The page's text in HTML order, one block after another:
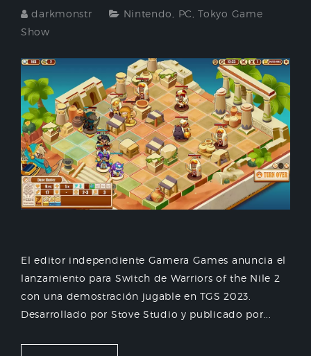
darkmonstr Nintendo PC ,Tokyo Game
Show
El editor independiente Gamera Games anuncia el
lanzamiento para Switch de Warriors of the Nile 2
con una demostración jugable en TGS 2023.
Desarrollado por Stove Studio y publicado por...